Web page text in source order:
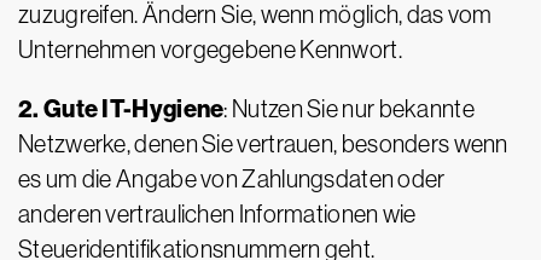
zuzugreifen. Ändern Sie, wenn möglich, das vom
Unternehmen vorgegebene Kennwort.
2. Gute IT-Hygiene: Nutzen Sie nur bekannte
Netzwerke, denen Sie vertrauen, besonders wenn
es um die Angabe von Zahlungsdaten oder
anderen vertraulichen Informationen wie
Steueridentifikationsnummern geht.